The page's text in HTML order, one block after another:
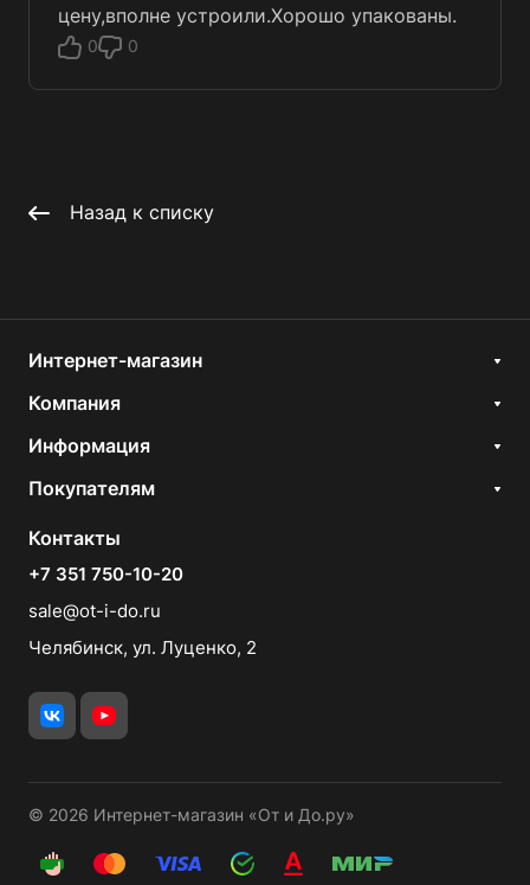
цену,вполне устроили.Хорошо упакованы.
0 0
Назад к списку
Интернет-магазин
Компания
Информация
Покупателям
Контакты
+7 351 750-10-20
sale@ot-i-do.ru
Челябинск, ул. Луценко, 2
© 2026 Интернет-магазин «От и До.ру»